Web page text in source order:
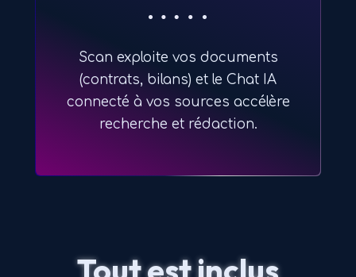
Scan exploite vos documents
(contrats, bilans) et le Chat IA
connecté à vos sources accélère
recherche et rédaction.